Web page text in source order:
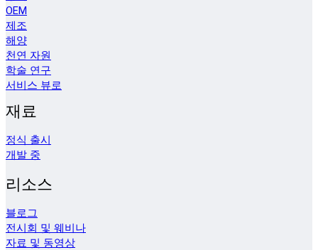
OEM
제조
해양
천연 자원
학술 연구
서비스 뷰로
재료
정식 출시
개발 중
리소스
블로그
전시회 및 웨비나
자료 및 동영상